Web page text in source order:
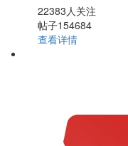
22383人关注
帖子154684
查看详情